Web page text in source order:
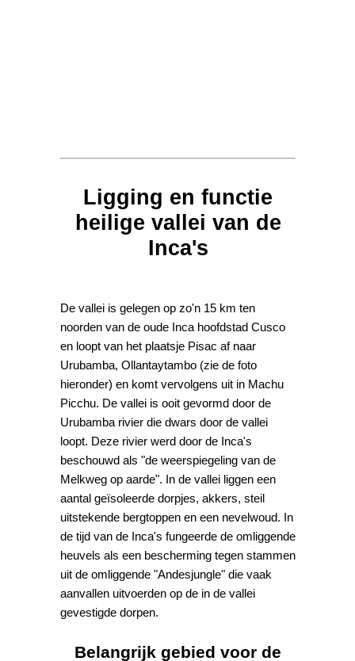
Ligging en functie
heilige vallei van de
Inca's
De vallei is gelegen op zo'n 15 km ten
noorden van de oude Inca hoofdstad Cusco
en loopt van het plaatsje Pisac af naar
Urubamba, Ollantaytambo (zie de foto
hieronder) en komt vervolgens uit in Machu
Picchu. De vallei is ooit gevormd door de
Urubamba rivier die dwars door de vallei
loopt. Deze rivier werd door de Inca's
beschouwd als "de weerspiegeling van de
Melkweg op aarde". In de vallei liggen een
aantal geïsoleerde dorpjes, akkers, steil
uitstekende bergtoppen en een nevelwoud. In
de tijd van de Inca's fungeerde de omliggende
heuvels als een bescherming tegen stammen
uit de omliggende "Andesjungle" die vaak
aanvallen uitvoerden op de in de vallei
gevestigde dorpen.
Belangrijk gebied voor de